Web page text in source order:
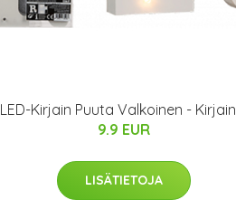
LED-Kirjain Puuta Valkoinen -
9.9 EUR
LISÄTIETOJA